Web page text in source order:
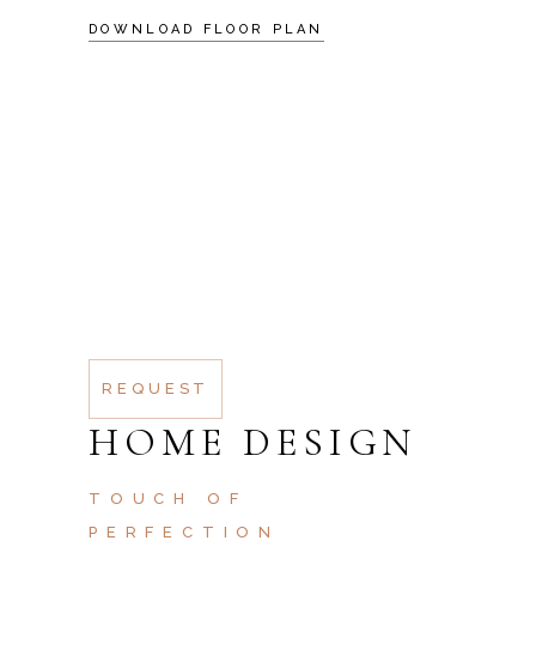
DOWNLOAD FLOOR PLAN
REQUEST
HOME DESIGN
TOUCH OF
PERFECTION